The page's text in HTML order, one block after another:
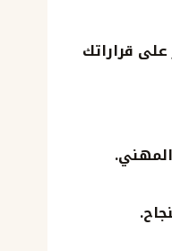
قراراتك